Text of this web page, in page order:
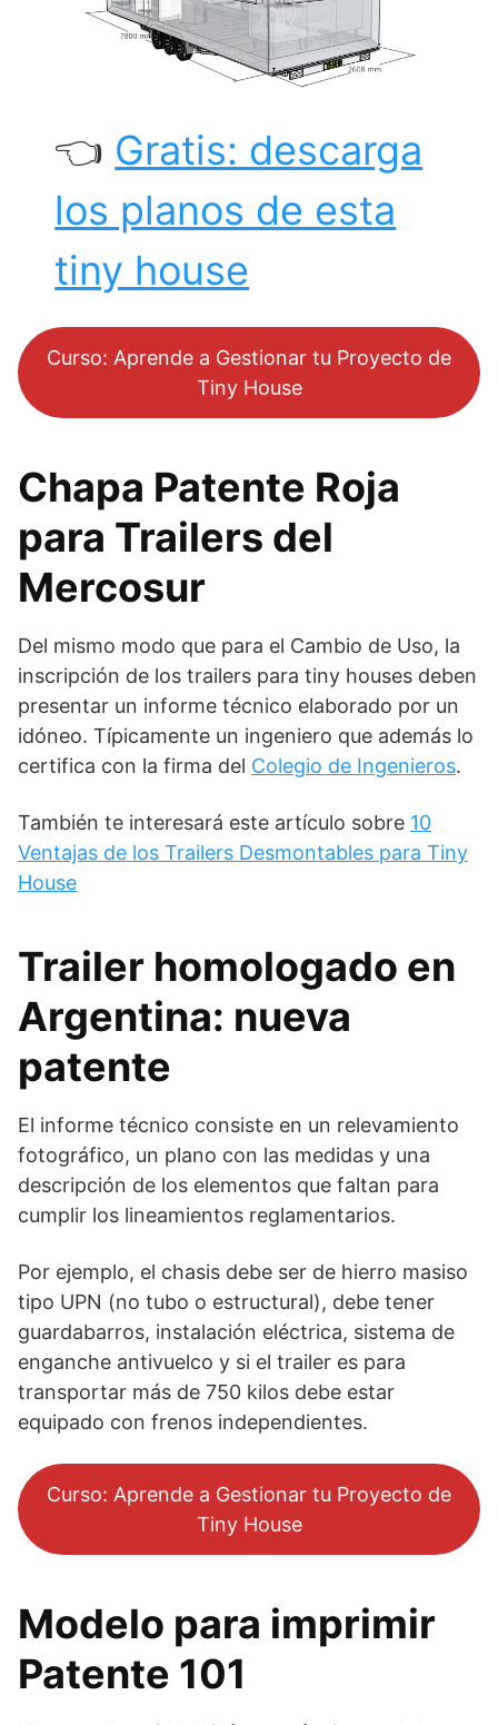
👈 Gratis: descarga
los planos de esta
tiny house
Curso: Aprende a Gestionar tu Proyecto de
Tiny House
Chapa Patente Roja
para Trailers del
Mercosur
Del mismo modo que para el Cambio de Uso, la
inscripción de los trailers para tiny houses deben
presentar un informe técnico elaborado por un
idóneo. Típicamente un ingeniero que además lo
certifica con la firma del Colegio de Ingenieros.
También te interesará este artículo sobre 10
Ventajas de los Trailers Desmontables para Tiny
House
Trailer homologado en
Argentina: nueva
patente
El informe técnico consiste en un relevamiento
fotográfico, un plano con las medidas y una
descripción de los elementos que faltan para
cumplir los lineamientos reglamentarios.
Por ejemplo, el chasis debe ser de hierro masiso
tipo UPN (no tubo o estructural), debe tener
guardabarros, instalación eléctrica, sistema de
enganche antivuelco y si el trailer es para
transportar más de 750 kilos debe estar
equipado con frenos independientes.
Curso: Aprende a Gestionar tu Proyecto de
Tiny House
Modelo para imprimir
Patente 101